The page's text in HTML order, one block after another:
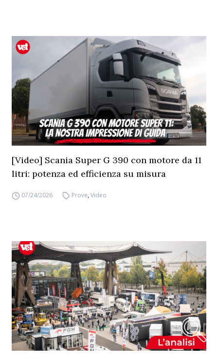
[Video] Scania Super G 390 con motore da 11
litri: potenza ed efficienza su misura
07/24/2026 Prove,Video